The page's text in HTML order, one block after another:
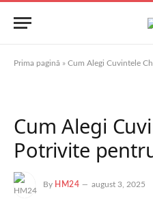
Prima pagină » Cum Alegi Cuvintele
Cum Alegi
Potrivite
By HM24 august 3, 2025